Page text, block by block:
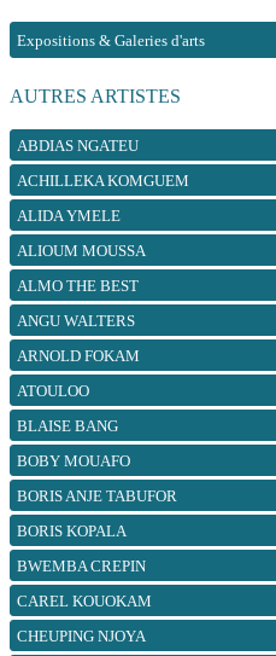
Expositions & Galeries d'arts
AUTRES ARTISTES
ABDIAS NGATEU
ACHILLEKA KOMGUEM
ALIDA YMELE
ALIOUM MOUSSA
ALMO THE BEST
ANGU WALTERS
ARNOLD FOKAM
ATOULOO
BLAISE BANG
BOBY MOUAFO
BORIS ANJE TABUFOR
BORIS KOPALA
BWEMBA CREPIN
CAREL KOUOKAM
CHEUPING NJOYA